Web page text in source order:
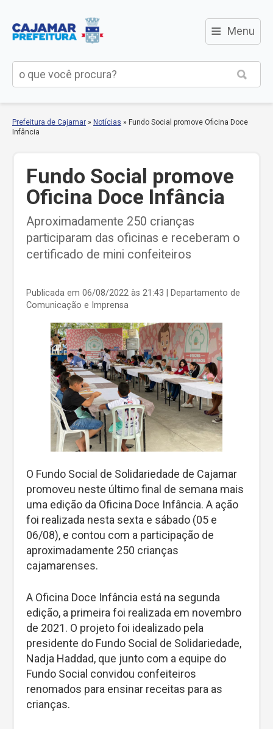
≡ Menu
Prefeitura de Cajamar » Notícias » Fundo Social promove Oficina Doce
Infância
Fundo Social promove
Oficina Doce Infância
Aproximadamente 250 crianças
participaram das oficinas e receberam o
certificado de mini confeiteiros
Publicada em 06/08/2022 às 21:43
| Departamento de
Comunicação e Imprensa
O Fundo Social de Solidariedade de Cajamar
promoveu neste último final de semana mais
uma edição da Oficina Doce Infância. A ação
foi realizada nesta sexta e sábado (05 e
06/08), e contou com a participação de
aproximadamente 250 crianças
cajamarenses.
A Oficina Doce Infância está na segunda
edição, a primeira foi realizada em novembro
de 2021. O projeto foi idealizado pela
presidente do Fundo Social de Solidariedade,
Nadja Haddad, que junto com a equipe do
Fundo Social convidou confeiteiros
renomados para ensinar receitas para as
crianças.